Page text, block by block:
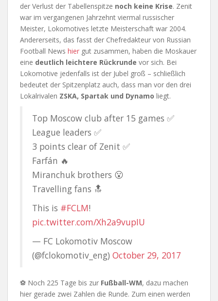
der Verlust der Tabellenspitze noch keine Krise. Zenit
war im vergangenen Jahrzehnt viermal russischer
Meister, Lokomotives letzte Meisterschaft war 2004.
Andererseits, das fasst der Chefredakteur von Russian
Football News hier gut zusammen, haben die Moskauer
eine deutlich leichtere Rückrunde vor sich. Bei
Lokomotive jedenfalls ist der Jubel groß – schließlich
bedeutet der Spitzenplatz auch, dass man vor den drei
Lokalrivalen ZSKA, Spartak und Dynamo liegt.
Top Moscow club after 15 games ✅
League leaders ✅
3 points clear of Zenit ✅
Farfán 🔥
Miranchuk brothers 😮
Travelling fans 🔝
This is #FCLM!
pic.twitter.com/Xh2a9vupIU
— FC Lokomotiv Moscow
(@fclokomotiv_eng) October 29, 2017
⚽ Noch 225 Tage bis zur Fußball-WM, dazu machen
hier gerade zwei Zahlen die Runde. Zum einen werden